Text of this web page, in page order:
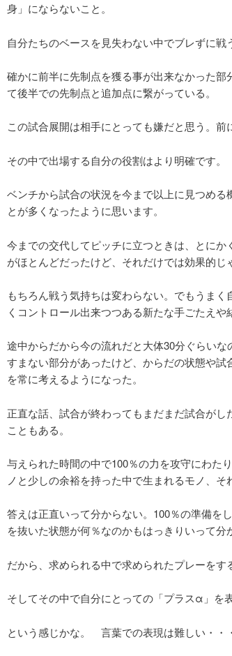
身」にならないこと。
自分たちのベースを見失わない中でブレずに戦
確かに前半に先制点を獲る事が出来なかった
て後半での先制点と追加点に繋がっている。
この試合展開は相手にとっても嫌だと思う。 前
その中で出場する自分の役割はより明確です。
ベンチから試合の状況を今まで以上に見つめ
とが多くなったように思います。
今までの交代してピッチに立つときは、とに
がほとんどだったけど、それだけでは効果的じ
もちろん戦う気持ちは変わらない。でもうま
くコントロール出来つつある新たな手ごたえや
途中からだから今の流れだと大体30分ぐらい
すまない部分があったけど、からだの状態や
を常に考えるようになった。
正直な話、試合が終わってもまだまだ試合が
こともある。
与えられた時間の中で100％の力を攻守にわた
ノと少しの余裕を持った中で生まれるモノ、そ
答えは正直いって分からない。100％の準備を
を抜いた状態が何％なのかもはっきりいって分
だから、求められる中で求められたプレーをす
そしてその中で自分にとっての「プラスα」を
という感じかな。 言葉での表現は難しい・・